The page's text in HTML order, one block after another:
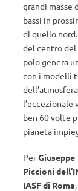
grandi masse
bassi in
di quello
del centro
polo genera
con i modelli
l’eccezionale
ben 60 volte
pianeta
PerGiuseppe
Piccioni
IASF di Roma,